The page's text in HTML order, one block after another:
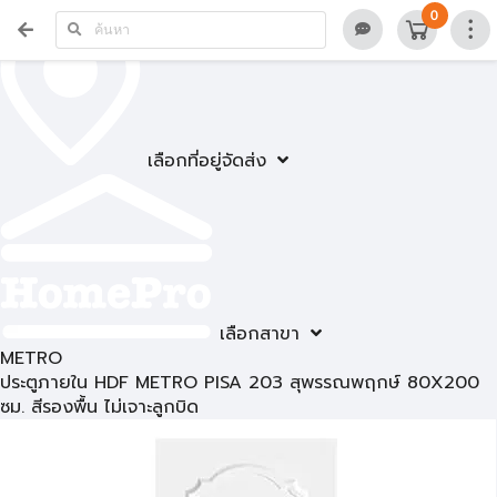
เลือกที่อยู่จัดส่ง
เลือกสาขา
0
METRO
ประตูภายใน HDF METRO PISA 203 สุพรรณพฤกษ์ 80X200
ซม. สีรองพื้น ไม่เจาะลูกบิด